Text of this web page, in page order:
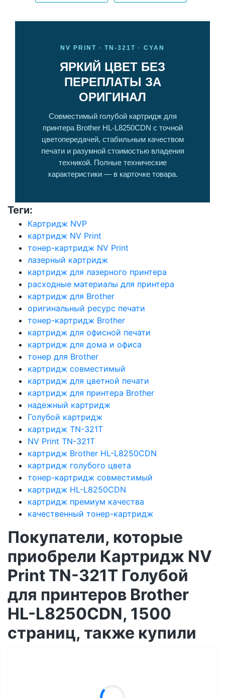
NV PRINT · TN-321T · CYAN
ЯРКИЙ ЦВЕТ БЕЗ
ПЕРЕПЛАТЫ ЗА
ОРИГИНАЛ
Совместимый голубой картридж для
принтера Brother HL-L8250CDN с точной
цветопередачей, стабильным качеством
печати и разумной стоимостью владения
техникой. Полные технические
характеристики — в карточке товара.
Теги:
Картридж NVP
картридж NV Print
тонер-картридж NV Print
лазерный картридж
картридж для лазерного принтера
расходные материалы для принтера
картридж для Brother
оригинальный ресурс печати
тонер-картридж Brother
картридж для офисной печати
картридж для дома и офиса
тонер для Brother
картридж совместимый
картридж для цветной печати
картридж для принтера Brother
надежный картридж
Голубой картридж
картридж TN-321T
NV Print TN-321T
картридж Brother HL-L8250CDN
картридж голубого цвета
тонер-картридж совместимый
картридж HL-L8250CDN
картридж премиум качества
качественный тонер-картридж
Покупатели, которые
приобрели Картридж NV
Print TN-321T Голубой
для принтеров Brother
HL-L8250CDN, 1500
страниц, также купили